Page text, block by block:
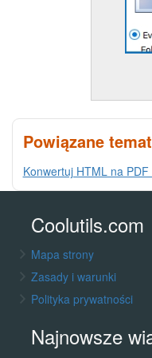
Powiązane
Konwertuj HTML na
Coolutils.com
Mapa strony
Zasady i warunki
Polityka prywatności
Najnowsze